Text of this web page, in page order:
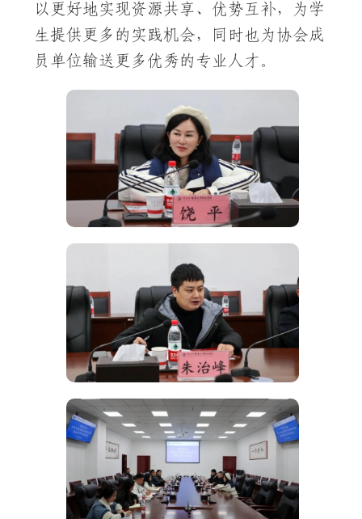
以更好地实现资源共享、优势互补，为学
生提供更多的实践机会，同时也为协会成
员单位输送更多优秀的专业人才。